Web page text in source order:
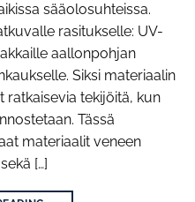
sääolosuhteissa.
rasitukselle: UV-
aallonpohjan
Siksi materiaalin
ratkaisevia tekijöitä, kun
Tässä
materiaalit veneen
[…]